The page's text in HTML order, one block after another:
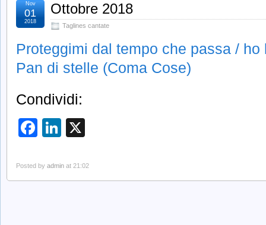
Ottobre 2018
Taglines cantate
Nov
01
2018
Proteggimi dal tempo che passa /
Pan di stelle (Coma Cose)
Condividi:
Facebook
LinkedIn
Posted by admin at 21:02